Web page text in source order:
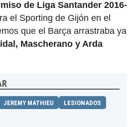
de Liga Santander 2016-
el Sporting de Gijón en el
que el Barça arrastraba ya
Mascherano y Arda
JEREMY MATHIEU
LESIONADOS